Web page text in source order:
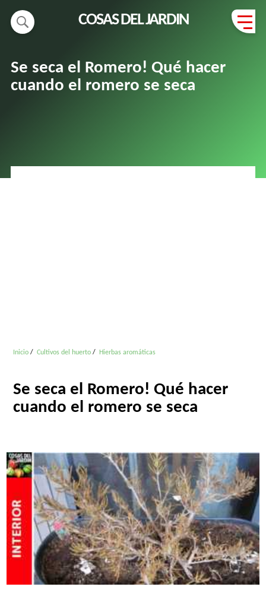
COSAS DEL JARDIN
Se seca el Romero! Qué hacer
cuando el romero se seca
Inicio Cultivos del huerto Hierbas aromáticas
Se seca el Romero! Qué hacer
cuando el romero se seca